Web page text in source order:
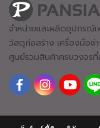
จำหน่ายและผลิตอุปกรณ์เ
วัสดุก่อสร้าง เครื่องมือช่
ศูนย์รวมสินค้าครบวงจร